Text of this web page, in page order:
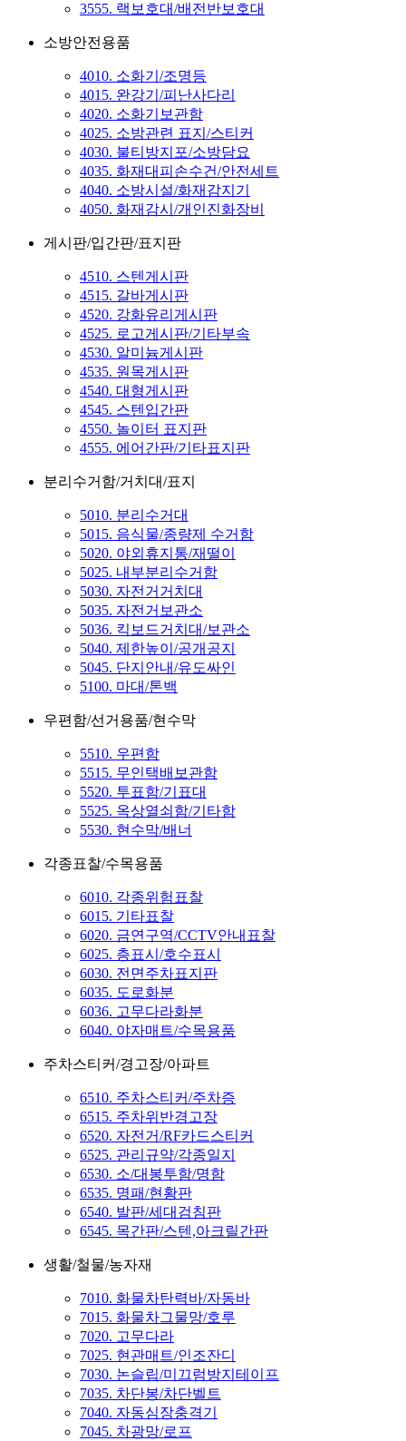
3555. 랙보호대/배전반보호대
소방안전용품
4010. 소화기/조명등
4015. 완강기/피난사다리
4020. 소화기보관함
4025. 소방관련 표지/스티커
4030. 불티방지포/소방담요
4035. 화재대피손수건/안전세트
4040. 소방시설/화재감지기
4050. 화재감시/개인진화장비
게시판/입간판/표지판
4510. 스텐게시판
4515. 갈바게시판
4520. 강화유리게시판
4525. 로고게시판/기타부속
4530. 알미늄게시판
4535. 원목게시판
4540. 대형게시판
4545. 스텐입간판
4550. 놀이터 표지판
4555. 에어간판/기타표지판
분리수거함/거치대/표지
5010. 분리수거대
5015. 음식물/종량제 수거함
5020. 야외휴지통/재떨이
5025. 내부분리수거함
5030. 자전거거치대
5035. 자전거보관소
5036. 킥보드거치대/보관소
5040. 제한높이/공개공지
5045. 단지안내/유도싸인
5100. 마대/톤백
우편함/선거용품/현수막
5510. 우편함
5515. 무인택배보관함
5520. 투표함/기표대
5525. 옥상열쇠함/기타함
5530. 현수막/배너
각종표찰/수목용품
6010. 각종위험표찰
6015. 기타표찰
6020. 금연구역/CCTV안내표찰
6025. 층표시/호수표시
6030. 전면주차표지판
6035. 도로화분
6036. 고무다라화분
6040. 야자매트/수목용품
주차스티커/경고장/아파트
6510. 주차스티커/주차증
6515. 주차위반경고장
6520. 자전거/RF카드스티커
6525. 관리규약/각종일지
6530. 소/대봉투함/명함
6535. 명패/현황판
6540. 발판/세대검침판
6545. 목간판/스텐,아크릴간판
생활/철물/농자재
7010. 화물차탄력바/자동바
7015. 화물차그물망/호루
7020. 고무다라
7025. 현관매트/인조잔디
7030. 논슬립/미끄럼방지테이프
7035. 차단봉/차단벨트
7040. 자동심장충격기
7045. 차광망/로프